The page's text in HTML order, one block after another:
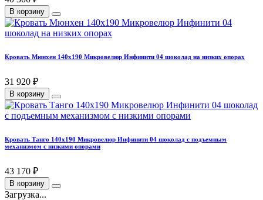
В корзину
Кровать Мюнхен 140х190 Микровелюр Инфинити 04 шоколад на низких опорах
31 920 ₽
В корзину
Кровать Танго 140х190 Микровелюр Инфинити 04 шоколад с подъемным
механизмом с низкими опорами
43 170 ₽
В корзину
Загрузка...